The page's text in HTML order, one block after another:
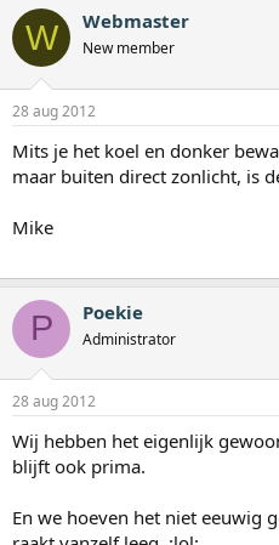
W Webmaster
New member
28 aug 2012
Mits je het koel en donker
maar buiten direct zonlicht, is
Mike
P Poekie
Administrator
28 aug 2012
Wij hebben het eigenlijk
blijft ook prima.
En we hoeven het niet eeuwig